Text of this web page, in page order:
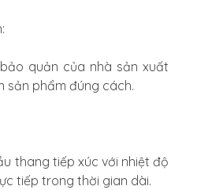
quản của nhà sản xuất
sản phẩm đúng cách.
thang tiếp xúc với nhiệt độ
tiếp trong thời gian dài.